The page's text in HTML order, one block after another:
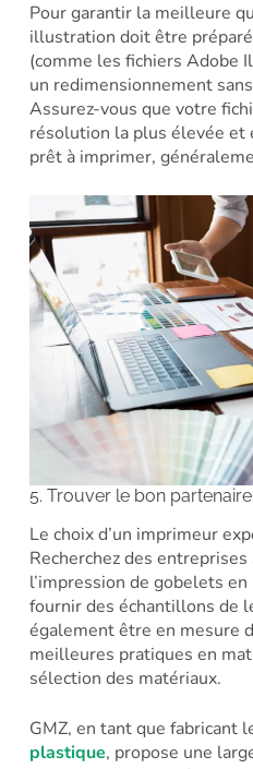
Pour garantir la meilleure
illustration doit être
(comme les fichiers Adobe
un redimensionnement
Assurez-vous que votre
résolution la plus élevée et
prêt à imprimer,
5. Trouver le bon
Le choix d’un imprimeur
Recherchez des
l’impression de gobelets
fournir des échantillons de
également être en mesure
meilleures pratiques en
sélection des matériaux.
GMZ, en tant que fabricant
plastique, propose une